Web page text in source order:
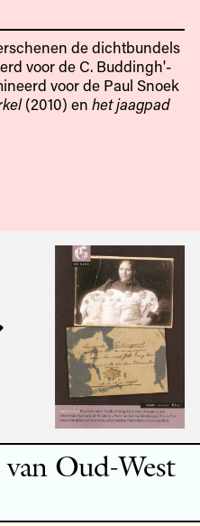
de dichtbundels
voor de C. Buddingh'-
voor de Paul Snoek
(2010) en het jaagpad
Oud-West